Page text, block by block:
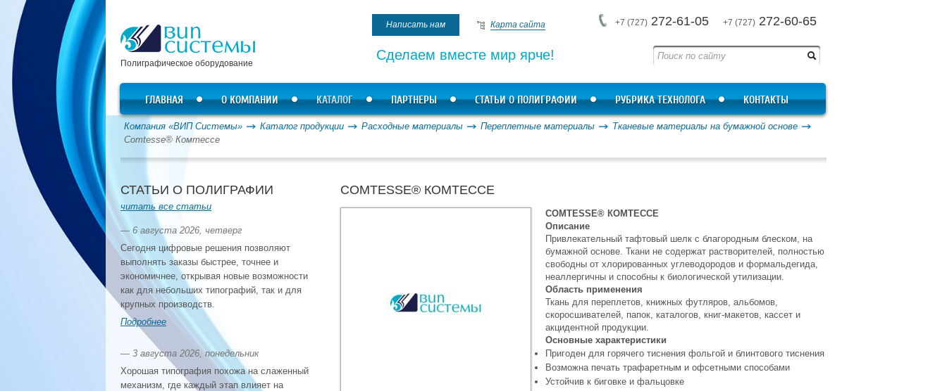
Полиграфическое оборудование
Сделаем вместе мир ярче!
+7 (727) 272-61-05 +7 (727) 272-60-65
Написать нам Карта сайта
ГЛАВНАЯ О КОМПАНИИ КАТАЛОГ ПАРТНЕРЫ СТАТЬИ О ПОЛИГРАФИИ РУБРИКА ТЕХНОЛОГА КОНТАКТЫ
Компания «ВИП Системы» Каталог продукции Расходные материалы Переплетные материалы
Тканевые материалы на бумажной основе
Comtesse® Комтессе
СТАТЬИ О ПОЛИГРАФИИ
читать все статьи
— 6 августа 2026, четверг
Сегодня цифровые решения позволяют
выполнять заказы быстрее, точнее и
экономичнее, открывая новые возможности
как для небольших типографий, так и для
крупных производств.
Подробнее
— 3 августа 2026, понедельник
Хорошая типография похожа на слаженный
механизм, где каждый этап влияет на
COMTESSE® КОМТЕССЕ
COMTESSE® КОМТЕССЕ
Описание
Привлекательный тафтовый шелк с благородным блеском, на
бумажной основе. Ткани не содержат растворителей, полностью
свободны от хлорированных углеводородов и формальдегида,
неаллергичны и способны к биологической утилизации.
Область применения
Ткань для переплетов, книжных футляров, альбомов,
скоросшивателей, папок, каталогов, книг-макетов, кассет и
акцидентной продукции.
Основные характеристики
Пригоден для горячего тиснения фольгой и блинтового тиснения
Возможна печать трафаретным и офсетными способами
Устойчив к биговке и фальцовке